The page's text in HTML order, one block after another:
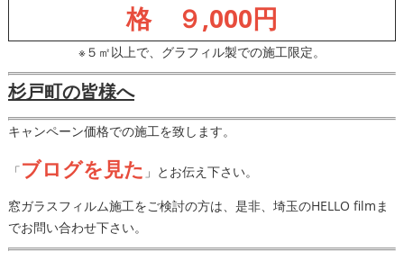
格 ９,000円
※５㎡以上で、グラフィル製での施工限定。
杉戸町の皆様へ
キャンペーン価格での施工を致します。
「ブログを見た 」とお伝え下さい。
窓ガラスフィルム施工をご検討の方は、是非、埼玉のHELLO filmま
でお問い合わせ下さい。